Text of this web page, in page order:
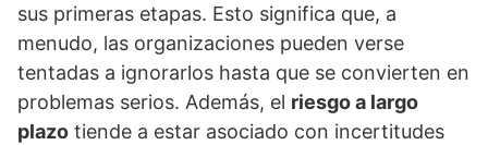
sus primeras etapas. Esto significa que, a
menudo, las organizaciones pueden verse
tentadas a ignorarlos hasta que se convierten en
problemas serios. Además, el riesgo a largo
plazo tiende a estar asociado con incertitudes